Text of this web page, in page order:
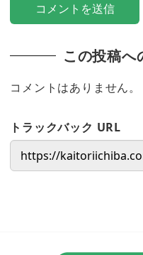
この投稿へ
コメントはありません。
トラックバック URL